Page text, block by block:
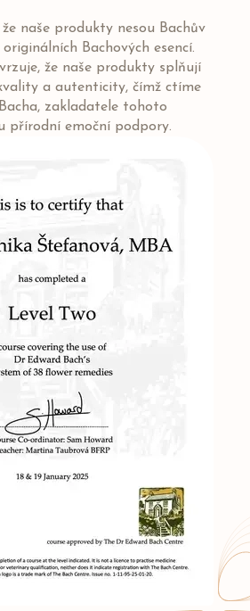
naše produkty nesou Bachův
Bachových esencí.
že naše produkty splňují
a autenticity, čímž ctíme
zakladatele tohoto
přírodní emoční podpory.